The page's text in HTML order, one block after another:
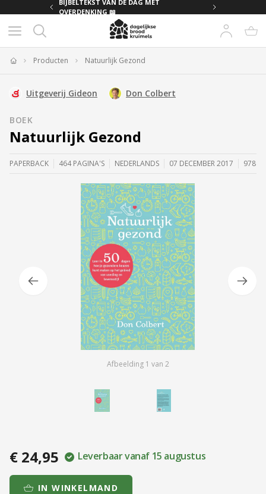
BIJBELTEKST VAN DE DAG MET
OVERDENKING 📖
Producten Natuurlijk Gezond
Uitgeverij Gideon Don Colbert
BOEK
Natuurlijk Gezond
PAPERBACK 464 PAGINA'S NEDERLANDS 07 DECEMBER 2017
Afbeelding 1 van 2
€ 24,95 Leverbaar vanaf 15 augustus
IN WINKELMAND